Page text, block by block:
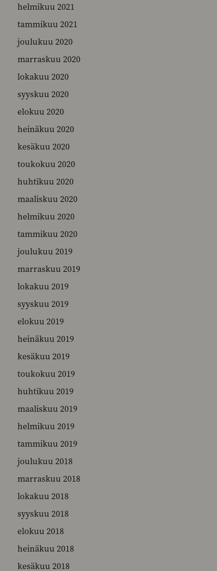
helmikuu 2021
tammikuu 2021
joulukuu 2020
marraskuu 2020
lokakuu 2020
syyskuu 2020
elokuu 2020
heinäkuu 2020
kesäkuu 2020
toukokuu 2020
huhtikuu 2020
maaliskuu 2020
helmikuu 2020
tammikuu 2020
joulukuu 2019
marraskuu 2019
lokakuu 2019
syyskuu 2019
elokuu 2019
heinäkuu 2019
kesäkuu 2019
toukokuu 2019
huhtikuu 2019
maaliskuu 2019
helmikuu 2019
tammikuu 2019
joulukuu 2018
marraskuu 2018
lokakuu 2018
syyskuu 2018
elokuu 2018
heinäkuu 2018
kesäkuu 2018